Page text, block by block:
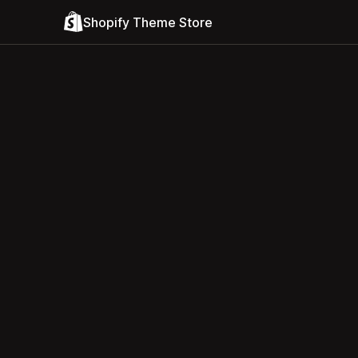
Shopify Theme Store